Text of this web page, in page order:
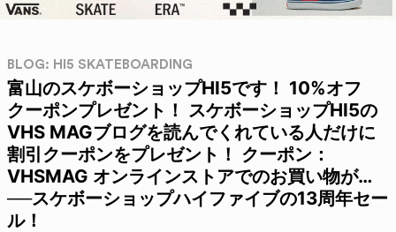
BLOG: HI5 SKATEBOARDING
富山のスケボーショップHI5です！ 10%オフ
クーポンプレゼント！ スケボーショップHI5の
VHS MAGブログを読んでくれている人だけに
割引クーポンをプレゼント！ クーポン：
VHSMAG オンラインストアでのお買い物が…
──スケボーショップハイファイブの13周年セー
ル！